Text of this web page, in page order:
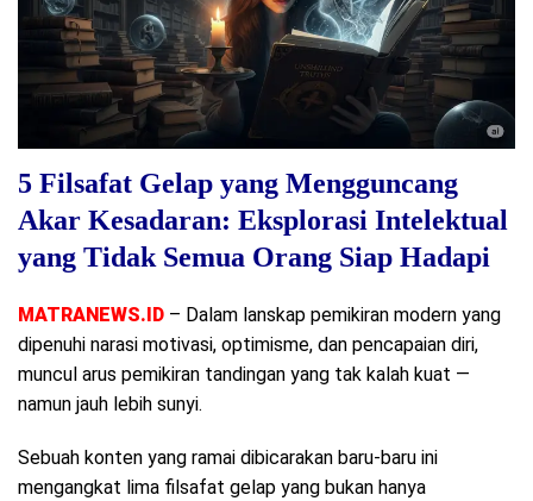
5 Filsafat Gelap yang Mengguncang
Akar Kesadaran: Eksplorasi Intelektual
yang Tidak Semua Orang Siap Hadapi
MATRANEWS.ID – Dalam lanskap pemikiran modern yang
dipenuhi narasi motivasi, optimisme, dan pencapaian diri,
muncul arus pemikiran tandingan yang tak kalah kuat —
namun jauh lebih sunyi.
Sebuah konten yang ramai dibicarakan baru-baru ini
mengangkat lima filsafat gelap yang bukan hanya